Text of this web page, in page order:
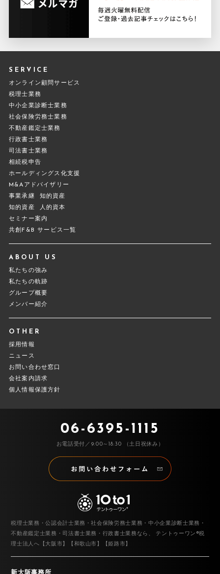
SERVICE
オンライン顧問サービス
税理士業務
中小企業診断士業務
社会保険労務士業務
不動産鑑定士業務
行政書士業務
司法書士業務
相続税申告
ホールディングス化支援
M&Aアドバイザリー
事業承継
知的資産
知的資産
人的資本
セミナー案内
共創F&B サービス一覧
ABOUT US
私たちの強み
私たちの軌跡
グループ概要
メンバー紹介
OTHER
採用情報
ニュース
お問い合わせ窓口
会社案内請求
個人情報保護方針
06-6395-1115
お電話受付／9:00～18:30 （土日祝休み）
税理士業務・公認会計士業務・社会保険労務士業務・中小企業診断士業務・
不動産鑑定士業務・司法書士業務・行政書士業務なら、
テントゥーワン®税
理士法人へ【大阪市】【和歌山市】【姫路市】